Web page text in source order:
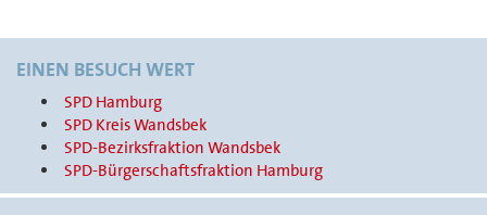
EINEN BESUCH WERT
SPD Hamburg
SPD Kreis Wandsbek
SPD-Bezirksfraktion Wandsbek
SPD-Bürgerschaftsfraktion Hamburg